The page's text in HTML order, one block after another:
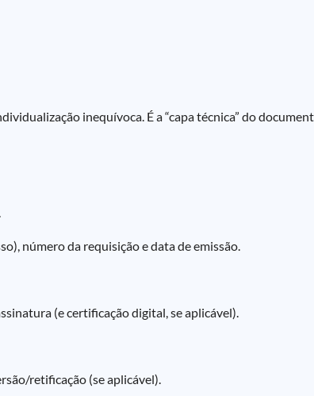
inequívoca. É a “capa técnica” do
número da requisição e data de emissão.
(e certificação digital, se aplicável).
retificação (se aplicável).